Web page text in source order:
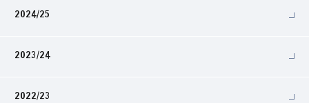
2024/25
2023/24
2022/23